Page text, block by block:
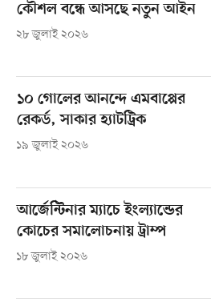
কৌশল বন্ধে আসছে নতুন আইন
২৮ জুলাই ২০২৬
১০ গোলের আনন্দে এমবাপ্পের
রেকর্ড, সাকার হ্যাটট্রিক
১৯ জুলাই ২০২৬
আর্জেন্টিনার ম্যাচে ইংল্যান্ডের
কোচের সমালোচনায় ট্রাম্প
১৮ জুলাই ২০২৬